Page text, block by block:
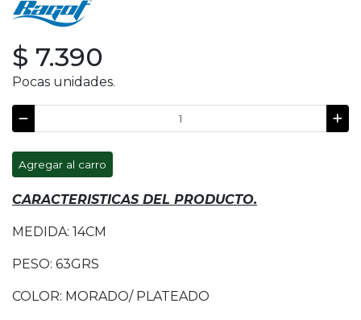
$ 7.390
Pocas unidades.
Agregar al carro
CARACTERISTICAS DEL PRODUCTO.
MEDIDA: 14CM
PESO: 63GRS
COLOR: MORADO/ PLATEADO